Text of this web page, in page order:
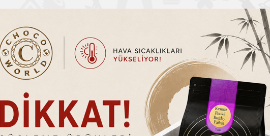
TL
TL
Sepete Ekle
%33
İndirim
Sepete Ekle